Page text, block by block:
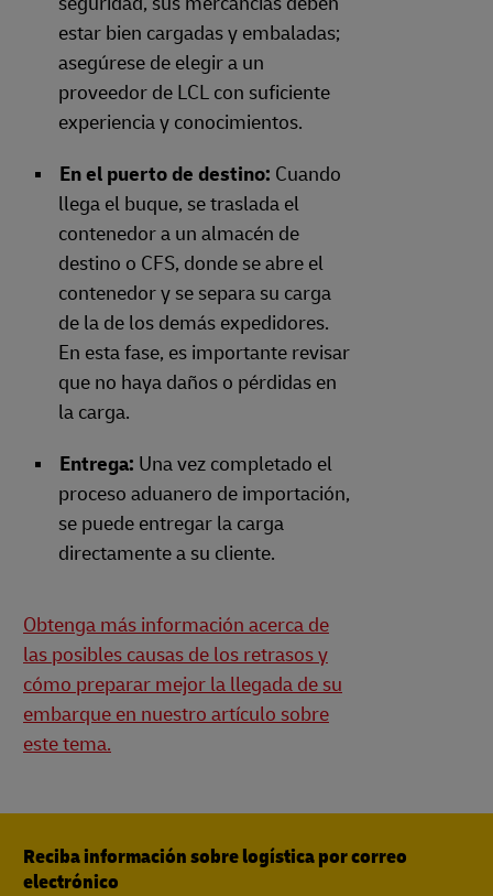
estar bien cargadas y embaladas;
asegúrese de elegir a un
proveedor de LCL con suficiente
experiencia y conocimientos.
En el puerto de destino: Cuando
llega el buque, se traslada el
contenedor a un almacén de
destino o CFS, donde se abre el
contenedor y se separa su carga
de la de los demás expedidores.
En esta fase, es importante revisar
que no haya daños o pérdidas en
la carga.
Entrega: Una vez completado el
proceso aduanero de importación,
se puede entregar la carga
directamente a su cliente.
Obtenga más información acerca de
las posibles causas de los retrasos y
cómo preparar mejor la llegada de su
embarque en nuestro artículo sobre
este tema.
Reciba información sobre logística por correo
electrónico